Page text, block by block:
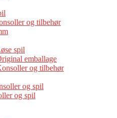
og tilbehør
spil
emballage
og tilbehør
og spil
og spil